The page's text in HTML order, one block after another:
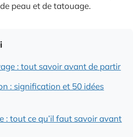
peau et de tatouage.
: tout savoir avant de partir
: signification et 50 idées
: tout ce qu’il faut savoir avant